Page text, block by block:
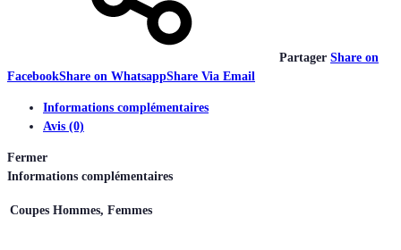
Partager Share on
FacebookShare on WhatsappShare Via Email
Informations complémentaires
Avis (0)
Fermer
Informations complémentaires
Coupes Hommes, Femmes